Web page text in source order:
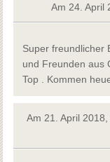
Am 24. April
Super freundlicher
und Freunden aus
Top . Kommen
Am 21. April 2018,